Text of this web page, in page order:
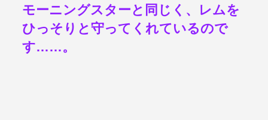
モーニングスターと同じく、レムを
ひっそりと守ってくれているので
す……。